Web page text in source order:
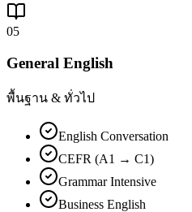
05
General English
พื้นฐาน & ทั่วไป
English Conversation
CEFR (A1 → C1)
Grammar Intensive
Business English